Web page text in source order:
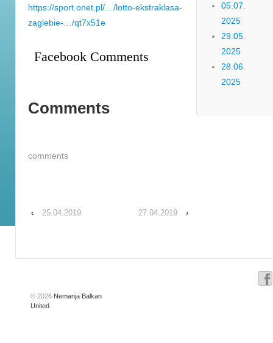
https://sport.onet.pl/…/lotto-ekstraklasa-
zaglebie-…/qt7x51e
Facebook Comments
Comments
comments
‹ 25.04.2019 27.04.2019 ›
05.07.
2025
29.05.
2025
28.06.
2025
© 2026 Nemanja Balkan
United